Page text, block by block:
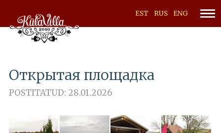
EST RUS ENG
Открытая площадка
POSTITATUD: 28.01.2026